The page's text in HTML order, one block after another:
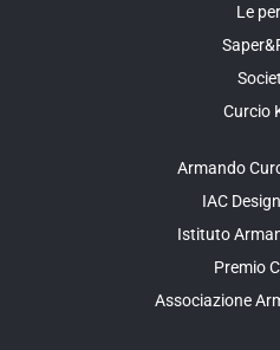
Le
Curcio
Armando
IAC
Istituto
Premio
Associazione